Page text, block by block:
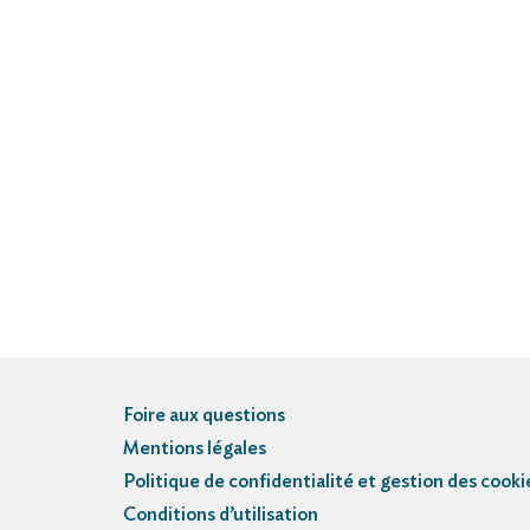
Foire aux questions
Mentions légales
Politique de confidentialité et gestion des
Conditions d’utilisation